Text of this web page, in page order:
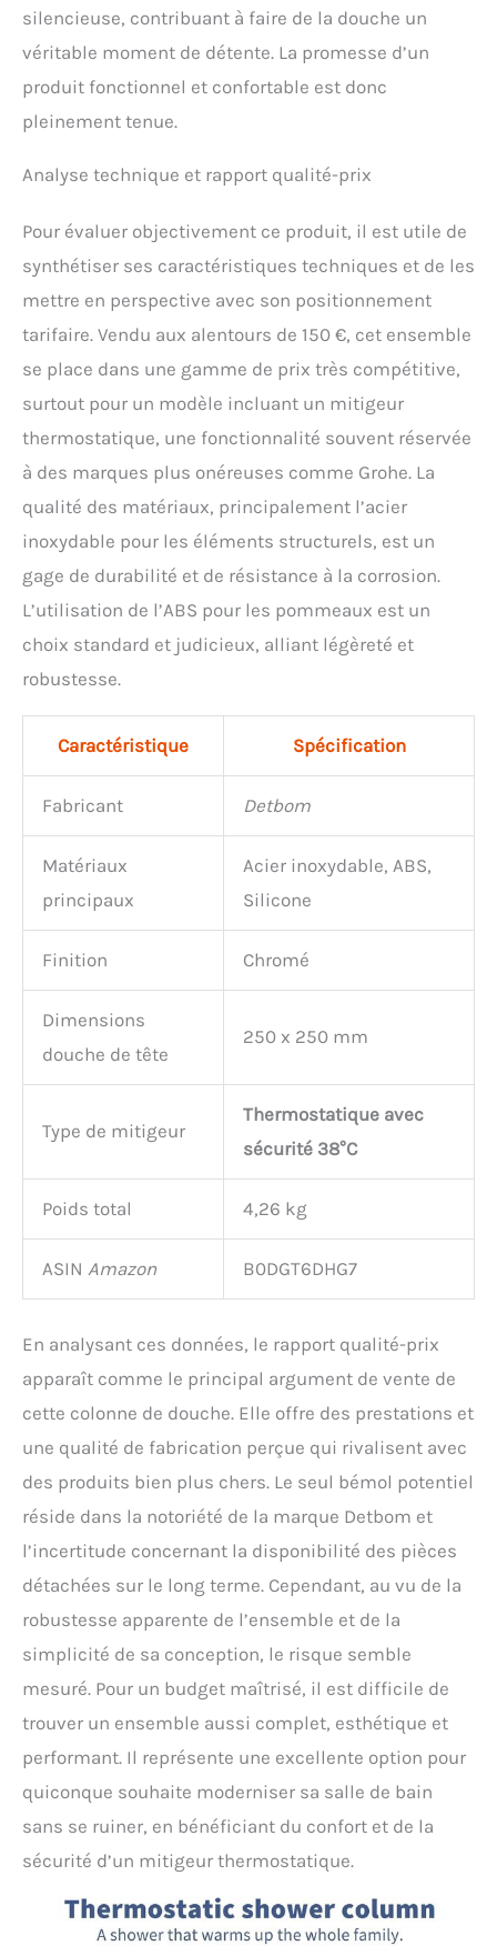
silencieuse, contribuant à faire de la douche un
véritable moment de détente. La promesse d’un
produit fonctionnel et confortable est donc
pleinement tenue.
Analyse technique et rapport qualité-prix
Pour évaluer objectivement ce produit, il est utile de
synthétiser ses caractéristiques techniques et de les
mettre en perspective avec son positionnement
tarifaire. Vendu aux alentours de 150 €, cet ensemble
se place dans une gamme de prix très compétitive,
surtout pour un modèle incluant un mitigeur
thermostatique, une fonctionnalité souvent réservée
à des marques plus onéreuses comme Grohe. La
qualité des matériaux, principalement l’acier
inoxydable pour les éléments structurels, est un
gage de durabilité et de résistance à la corrosion.
L’utilisation de l’ABS pour les pommeaux est un
choix standard et judicieux, alliant légèreté et
robustesse.
Caractéristique Spécification
Fabricant Detbom
Matériaux
principaux
Acier inoxydable, ABS,
Silicone
Finition Chromé
Dimensions
douche de tête
250 x 250 mm
Type de mitigeur
Thermostatique avec
sécurité 38°C
Poids total 4,26 kg
ASIN Amazon B0DGT6DHG7
En analysant ces données, le rapport qualité-prix
apparaît comme le principal argument de vente de
cette colonne de douche. Elle offre des prestations et
une qualité de fabrication perçue qui rivalisent avec
des produits bien plus chers. Le seul bémol potentiel
réside dans la notoriété de la marque Detbom et
l’incertitude concernant la disponibilité des pièces
détachées sur le long terme. Cependant, au vu de la
robustesse apparente de l’ensemble et de la
simplicité de sa conception, le risque semble
mesuré. Pour un budget maîtrisé, il est difficile de
trouver un ensemble aussi complet, esthétique et
performant. Il représente une excellente option pour
quiconque souhaite moderniser sa salle de bain
sans se ruiner, en bénéficiant du confort et de la
sécurité d’un mitigeur thermostatique.